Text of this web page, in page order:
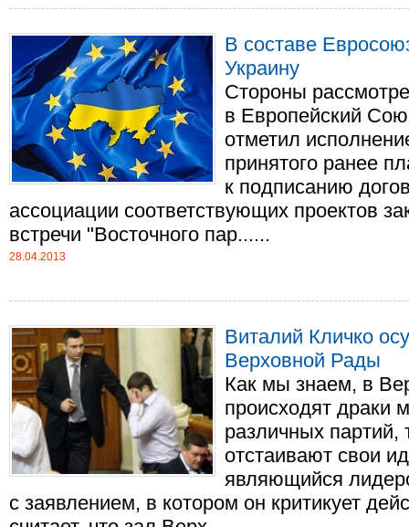
В составе
Украину
Стороны
в Европейский
отметил
принятого ранее
к подписанию
ассоциации соответствующих проектов
встречи "Восточного пар......
28.04.2013
Виталий Кличко
Верховной Рады
Как мы знаем, в
происходят драки
различных партий,
отстаивают свои
являющийся
с заявлением, в котором он критикует